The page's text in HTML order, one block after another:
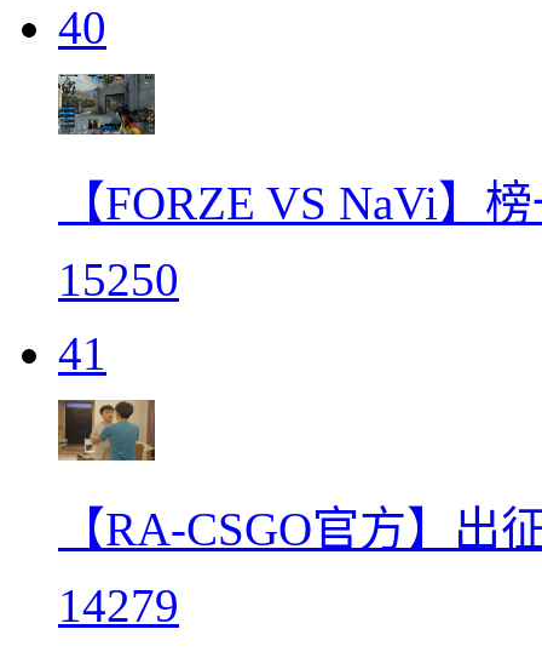
40
【FORZE VS NaVi】
15250
41
【RA-CSGO官方】出
14279